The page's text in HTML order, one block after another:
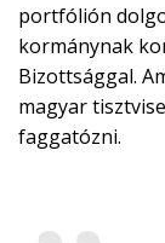
portfólión
kormánynak
Bizottsággal.
magyar
faggatózni.